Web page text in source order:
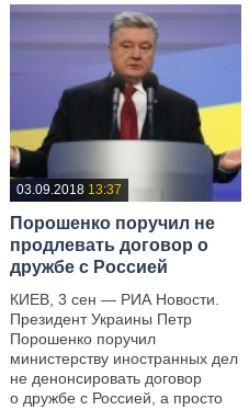
03.09.2018 13:37
Порошенко поручил не
продлевать договор о
дружбе с Россией
КИЕВ, 3 сен — РИА Новости.
Президент Украины Петр
Порошенко поручил
министерству иностранных дел
не денонсировать договор
о дружбе с Россией, а просто